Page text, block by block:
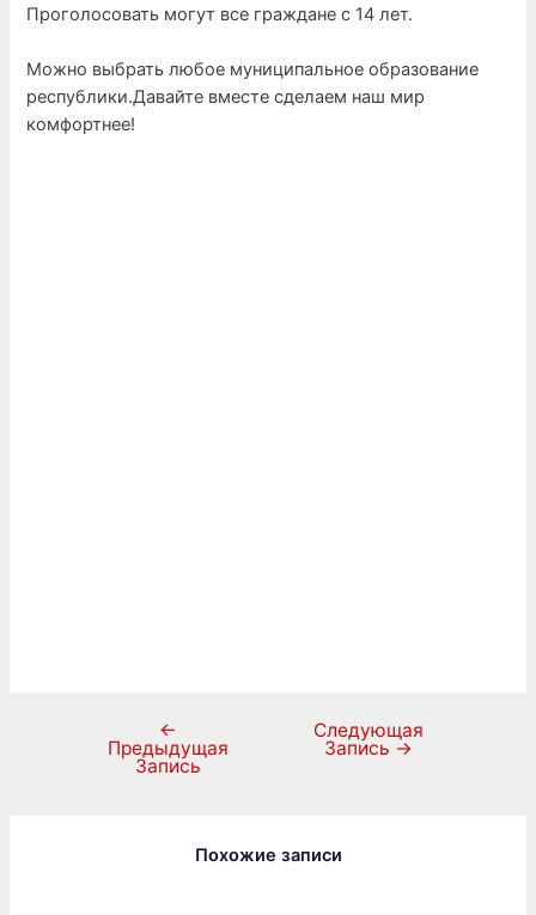
Проголосовать могут все граждане с 14 лет.
Можно выбрать любое муниципальное образование
республики.Давайте вместе сделаем наш мир
комфортнее!
←
Предыдущая
Запись
Следующая
Запись →
Похожие записи